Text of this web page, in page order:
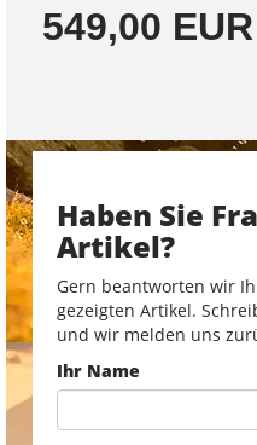
549,00 EUR
Haben Sie
Artikel?
Gern beantworten wir
gezeigten Artikel.
und wir melden uns
Ihr Name